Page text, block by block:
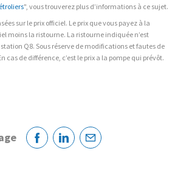
", vous trouverez plus d’informations à ce sujet.
sur le prix officiel. Le prix que vous payez à la
moins la ristourne. La ristourne indiquée n’est
Q8. Sous réserve de modifications et fautes de
cas de différence, c’est le prix a la pompe qui prévôt.
FacebookLinkedinCourriel